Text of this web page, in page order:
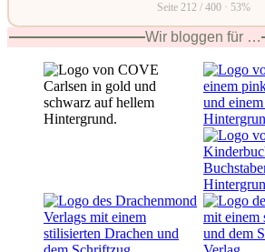
Seite 212 / 400 · 53%
Wir bloggen für …